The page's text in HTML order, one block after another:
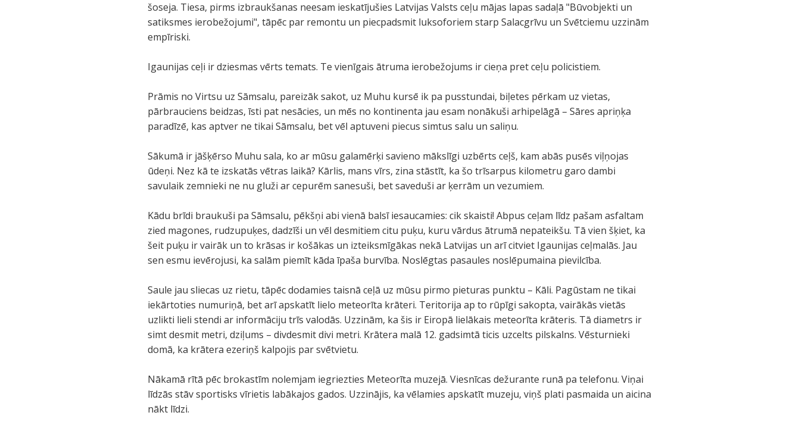
šoseja. Tiesa, pirms izbraukšanas neesam ieskatījušies Latvijas Valsts ceļu mājas lapas sadaļā "Būvobjekti un
satiksmes ierobežojumi", tāpēc par remontu un piecpadsmit luksoforiem starp Salacgrīvu un Svētciemu uzzinām
empīriski.
Igaunijas ceļi ir dziesmas vērts temats. Te vienīgais ātruma ierobežojums ir cieņa pret ceļu policistiem.
Prāmis no Virtsu uz Sāmsalu, pareizāk sakot, uz Muhu kursē ik pa pusstundai, biļetes pērkam uz vietas,
pārbrauciens beidzas, īsti pat nesācies, un mēs no kontinenta jau esam nonākuši arhipelāgā – Sāres apriņķa
paradīzē, kas aptver ne tikai Sāmsalu, bet vēl aptuveni piecus simtus salu un saliņu.
Sākumā ir jāšķērso Muhu sala, ko ar mūsu galamērķi savieno mākslīgi uzbērts ceļš, kam abās pusēs viļņojas
ūdeņi. Nez kā te izskatās vētras laikā? Kārlis, mans vīrs, zina stāstīt, ka šo trīsarpus kilometru garo dambi
savulaik zemnieki ne nu gluži ar cepurēm sanesuši, bet saveduši ar ķerrām un vezumiem.
Kādu brīdi braukuši pa Sāmsalu, pēkšņi abi vienā balsī iesaucamies: cik skaisti! Abpus ceļam līdz pašam asfaltam
zied magones, rudzupuķes, dadzīši un vēl desmitiem citu puķu, kuru vārdus ātrumā nepateikšu. Tā vien šķiet, ka
šeit puķu ir vairāk un to krāsas ir košākas un izteiksmīgākas nekā Latvijas un arī citviet Igaunijas ceļmalās. Jau
sen esmu ievērojusi, ka salām piemīt kāda īpaša burvība. Noslēgtas pasaules noslēpumaina pievilcība.
Saule jau sliecas uz rietu, tāpēc dodamies taisnā ceļā uz mūsu pirmo pieturas punktu – Kāli. Pagūstam ne tikai
iekārtoties numuriņā, bet arī apskatīt lielo meteorīta krāteri. Teritorija ap to rūpīgi sakopta, vairākās vietās
uzlikti lieli stendi ar informāciju trīs valodās. Uzzinām, ka šis ir Eiropā lielākais meteorīta krāteris. Tā diametrs ir
simt desmit metri, dziļums – divdesmit divi metri. Krātera malā 12. gadsimtā ticis uzcelts pilskalns. Vēsturnieki
domā, ka krātera ezeriņš kalpojis par svētvietu.
Nākamā rītā pēc brokastīm nolemjam iegriezties Meteorīta muzejā. Viesnīcas dežurante runā pa telefonu. Viņai
līdzās stāv sportisks vīrietis labākajos gados. Uzzinājis, ka vēlamies apskatīt muzeju, viņš plati pasmaida un aicina
nākt līdzi.